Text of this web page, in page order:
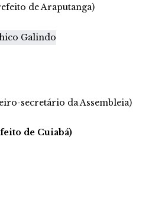
de Araputanga)
secretário da Assembleia)
de Cuiabá)